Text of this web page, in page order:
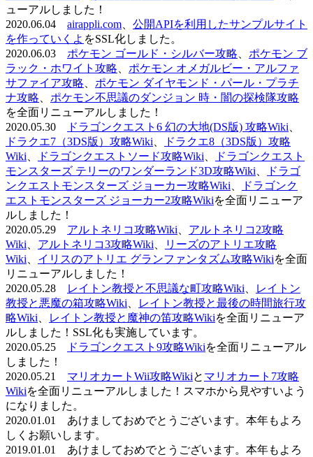
ューアルしました！
2020.06.04 airappli.com
公開APIを利用したサンプルサイト
を作っていくよ をSSL化しました。
2020.06.03 ポケモン ゴールド・シルバー攻略
ポケモン ブ
ラック・ホワイト攻略
ポケモン オメガルビー・アルファ
サファイア攻略
ポケモン ダイヤモンド・パール・プラチ
ナ攻略
ポケモン不思議のダンジョン 時・闇の探検隊攻略
を全面リニューアルしました！
2020.05.30
ドラゴンクエスト6 幻の大地(DS版) 攻略Wiki
ドラクエ7（3DS版）攻略Wiki
ドラクエ8（3DS版）攻略
Wiki
ドラゴンクエストソード攻略Wiki
ドラゴンクエスト
モンスターズ テリーのワンダーランド3D攻略Wiki
ドラゴ
ンクエストモンスターズ ジョーカー攻略Wiki
ドラゴンク
エストモンスターズ ジョーカー2攻略Wikiを全面リニューア
ルしました！
2020.05.29 アルトネリコ攻略Wiki
アルトネリコ2攻略
Wiki
アルトネリコ3攻略Wiki
リーズのアトリエ攻略
Wiki
イリスのアトリエ グランファンタズム攻略Wikiを全面
リニューアルしました！
2020.05.28
レイトン教授と不思議な町攻略Wiki
レイトン
教授と悪魔の箱攻略Wiki
レイトン教授と最後の時間旅行攻
略Wiki
レイトン教授と魔神の笛攻略Wikiを全面リニューア
ルしました！SSL化も実施しています。
2020.05.25
ドラゴンクエスト9攻略Wikiを全面リニューアル
しました！
2020.05.21 マリオカートWii攻略Wikiと マリオカート7攻略
Wikiを全面リニューアルしました！スマホから見やすいよう
になりました。
2020.01.01 あけましておめでとうございます。本年もよろ
しくお願いします。
2019.01.01 あけましておめでとうございます。本年もよろ